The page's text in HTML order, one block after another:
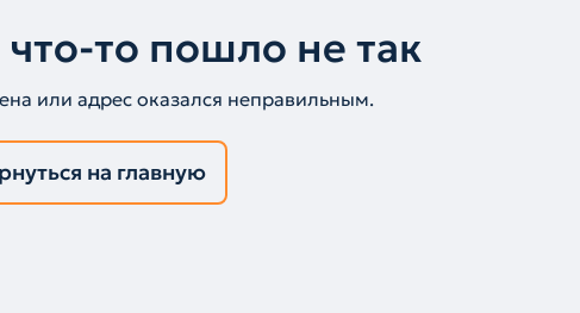
то пошло не так
или адрес оказался неправильным.
на главную